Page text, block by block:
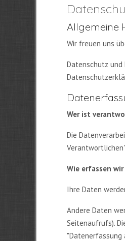
Allgemeine
Wir freuen uns
Datenschutz und
Wer ist
Die
Wie erfassen
Ihre Daten
Andere Daten
Seitenaufrufs).
"Datenerfassung